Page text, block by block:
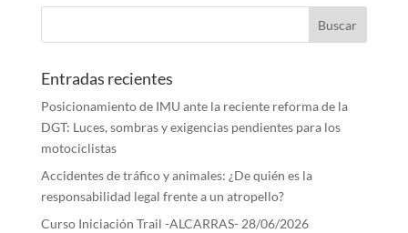
Entradas recientes
Posicionamiento de IMU ante la reciente reforma de la
DGT: Luces, sombras y exigencias pendientes para los
motociclistas
Accidentes de tráfico y animales: ¿De quién es la
responsabilidad legal frente a un atropello?
Curso Iniciación Trail -ALCARRAS- 28/06/2026